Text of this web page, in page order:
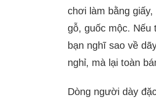
chơi làm bằng
gỗ, guốc mộc. Nếu
bạn nghĩ sao về
nghỉ, mà lại toàn
Dòng người dày